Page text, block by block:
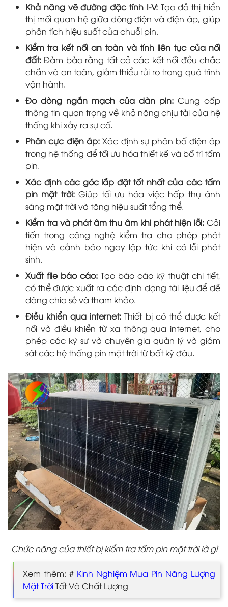
Khả năng vẽ đường đặc tính I-V: Tạo đồ thị hiển
thị mối quan hệ giữa dòng điện và điện áp, giúp
phân tích hiệu suất của chuỗi pin.
Kiểm tra kết nối an toàn và tính liên tục của nối
đất: Đảm bảo rằng tất cả các kết nối đều chắc
chắn và an toàn, giảm thiểu rủi ro trong quá trình
vận hành.
Đo dòng ngắn mạch của dàn pin: Cung cấp
thông tin quan trọng về khả năng chịu tải của hệ
thống khi xảy ra sự cố.
Phân cực điện áp:Xác định sự phân bố điện áp
trong hệ thống để tối ưu hóa thiết kế và bố trí tấm
pin.
Xác định các góc lắp đặt tốt nhất của các tấm
pin mặt trời:Giúp tối ưu hóa việc hấp thụ ánh
sáng mặt trời và tăng hiệu suất tổng thể.
Kiểm tra và phát âm thu âm khi phát hiện lỗi: Cải
tiến trong công nghệ kiểm tra cho phép phát
hiện và cảnh báo ngay lập tức khi có lỗi phát
sinh.
Xuất file báo cáo: Tạo báo cáo kỹ thuật chi tiết,
có thể được xuất ra các định dạng tài liệu để dễ
dàng chia sẻ và tham khảo.
Điều khiển qua internet:Thiết bị có thể được kết
nối và điều khiển từ xa thông qua internet, cho
phép các kỹ sư và chuyên gia quản lý và giám
sát các hệ thống pin mặt trời từ bất kỳ đâu.
Chức năng của thiết bị kiểm tra tấm pin mặt trời là gì
Xem thêm: # Kinh Nghiệm Mua Pin Năng Lượng
Mặt TrờiTốt Và Chất Lượng